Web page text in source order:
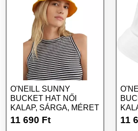
O'NEILL SUNNY
BUCKET HAT NŐI
KALAP, SÁRGA, MÉRET
11 690 Ft 11